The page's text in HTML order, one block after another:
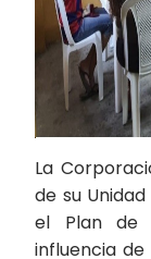
La
de su
el Plan de
influencia